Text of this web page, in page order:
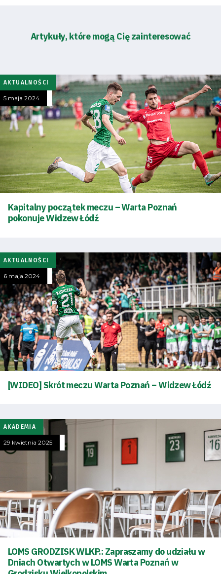
Tryb
oszczędności
energii
Dostępność
SEARCH
FOR:
Klub
i
terminarz
Bilety
Kontakt
Artykuły, które mogą Cię zainteresować
AKTUALNOŚCI
5 maja 2024
Kapitalny początek meczu – Warta Poznań
pokonuje Widzew Łódź
AKTUALNOŚCI
6 maja 2024
[WIDEO] Skrót meczu Warta Poznań – Widzew Łódź
AKADEMIA
29 kwietnia 2025
LOMS GRODZISK WLKP.: Zapraszamy do udziału w
Dniach Otwartych w LOMS Warta Poznań w